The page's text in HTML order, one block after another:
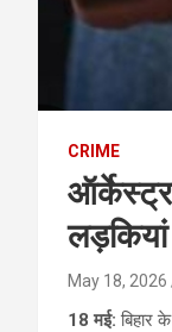
CRIME
May 18, 2026
18 मई:बिहार